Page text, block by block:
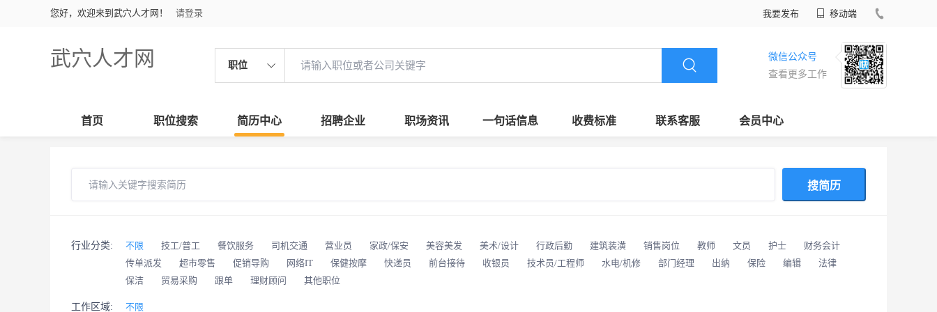
您好，欢迎来到武穴人才网！ 请登录 我要发布 移动端
武穴人才网 职位
微信公众号
查看更多工作
首页 职位搜索 简历中心 招聘企业 职场资讯 一句话信息 收费标准 联系客服 会员中心
搜简历
行业分类: 不限 技工/普工 餐饮服务 司机交通 营业员 家政/保安 美容美发 美术/设计 行政后勤 建筑装潢 销售岗位 教师 文员 护士
财务会计
传单派发
超市零售 促销导购 网络IT 保健按摩 快递员 前台接待 收银员 技术员/工程师 水电/机修 部门经理 出纳 保险 编辑
法律
保洁
贸易采购 跟单 理财顾问 其他职位
工作区域: 不限